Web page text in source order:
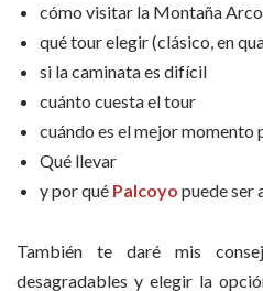
cómo visitar la Montaña
qué tour elegir (clásico, en
si la caminata es difícil
cuánto cuesta el tour
cuándo es el mejor momento
Qué llevar
y por qué Palcoyo puede ser
También te daré mis
desagradables y elegir la